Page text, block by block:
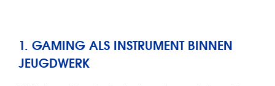
1. GAMING ALS INSTRUMENT BINNEN
JEUGDWERK